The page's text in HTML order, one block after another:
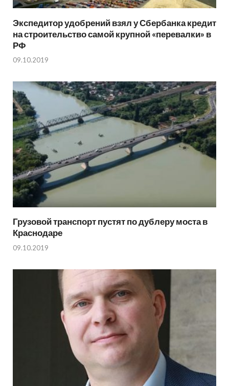
Экспедитор удобрений взял у Сбербанка кредит
на строительство самой крупной «перевалки» в
РФ
09.10.2019
Грузовой транспорт пустят по дублеру моста в
Краснодаре
09.10.2019